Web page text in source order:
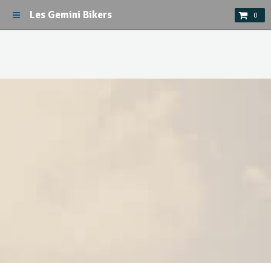
Les Gemini Bikers 0